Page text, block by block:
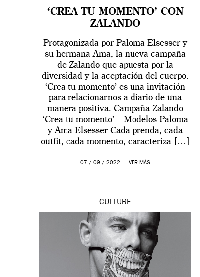
‘CREA TU MOMENTO’ CON
ZALANDO
Protagonizada por Paloma Elsesser y
su hermana Ama, la nueva campaña
de Zalando que apuesta por la
diversidad y la aceptación del cuerpo.
‘Crea tu momento’ es una invitación
para relacionarnos a diario de una
manera positiva. Campaña Zalando
‘Crea tu momento’ – Modelos Paloma
y Ama Elsesser Cada prenda, cada
outfit, cada momento, caracteriza […]
07 / 09 / 2022 — VER MÁS
CULTURE